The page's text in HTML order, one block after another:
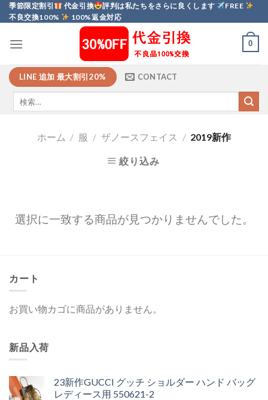
Skip
to
季節限定割引 代金引換 評判は私たちをさらに良くします
FREE
不良交換100%
100%返金対応
0
LINE 追加 最大割引20% CONTACT
ホーム / 服 / ザノースフェイス / 2019新作
絞り込み
選択に一致する商品が見つかりませんでした。
カート
お買い物カゴに商品がありません。
新品入荷
23新作GUCCI グッチ ショルダー ハンド バッグ
レディース用 550621-2